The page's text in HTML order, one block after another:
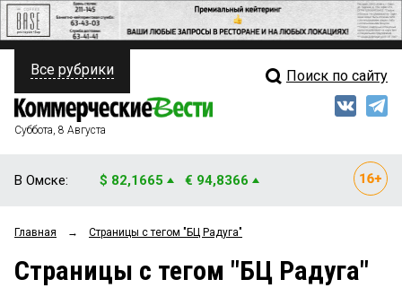
ПОЛИТИКА
ФИНАНСЫ
ОБЩЕСТВО
ЗАКОН
Свежий выпуск
Мнения
Рейтинги
Все рубрики Поиск по сайту
Суббота, 8 Августа
В Омске: $ 82,1665 € 94,8366
Главная → Страницы c тегом "БЦ Радуга"
Страницы c тегом "БЦ Радуга"